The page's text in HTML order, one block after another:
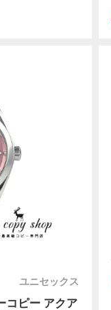
ユニセックス
コピー アクア